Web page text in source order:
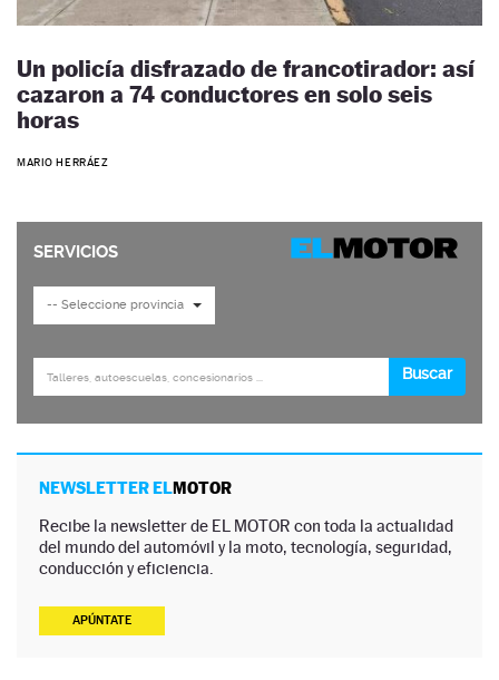
Un policía disfrazado de francotirador: así
cazaron a 74 conductores en solo seis
horas
MARIO HERRÁEZ
NEWSLETTER ELMOTOR
Recibe la newsletter de EL MOTOR con toda la actualidad
del mundo del automóvil y la moto, tecnología, seguridad,
conducción y eficiencia.
APÚNTATE